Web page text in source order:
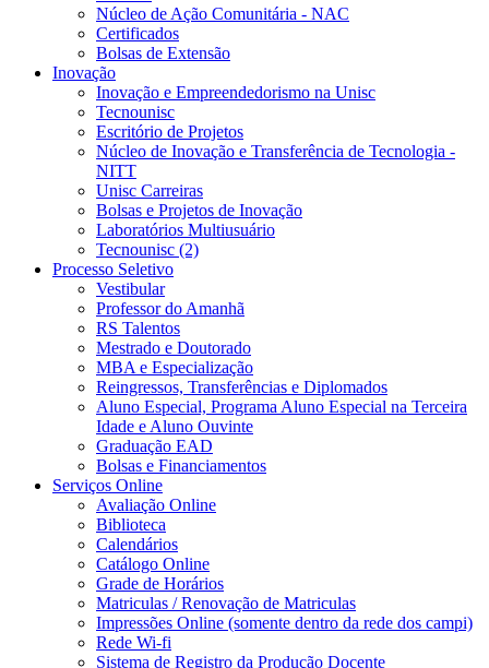
Núcleo de Ação Comunitária - NAC
Certificados
Bolsas de Extensão
Inovação
Inovação e Empreendedorismo na Unisc
Tecnounisc
Escritório de Projetos
Núcleo de Inovação e Transferência de Tecnologia -
NITT
Unisc Carreiras
Bolsas e Projetos de Inovação
Laboratórios Multiusuário
Tecnounisc (2)
Processo Seletivo
Vestibular
Professor do Amanhã
RS Talentos
Mestrado e Doutorado
MBA e Especialização
Reingressos, Transferências e Diplomados
Aluno Especial, Programa Aluno Especial na Terceira
Idade e Aluno Ouvinte
Graduação EAD
Bolsas e Financiamentos
Serviços Online
Avaliação Online
Biblioteca
Calendários
Catálogo Online
Grade de Horários
Matriculas / Renovação de Matriculas
Impressões Online (somente dentro da rede dos campi)
Rede Wi-fi
Sistema de Registro da Produção Docente